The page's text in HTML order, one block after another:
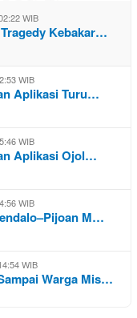
WIB
Kebakar…
WIB
Aplikasi Turu…
WIB
Aplikasi Ojol…
WIB
M…
WIB
Warga Mis…